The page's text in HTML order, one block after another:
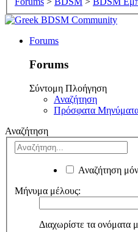
Forums
Forums
Σύντομη Πλοήγηση
Αναζήτηση
Πρόσφατα
Αναζήτηση
Αναζήτηση
Μήνυμα μέλους:
Διαχωρίστε τα ονόματα